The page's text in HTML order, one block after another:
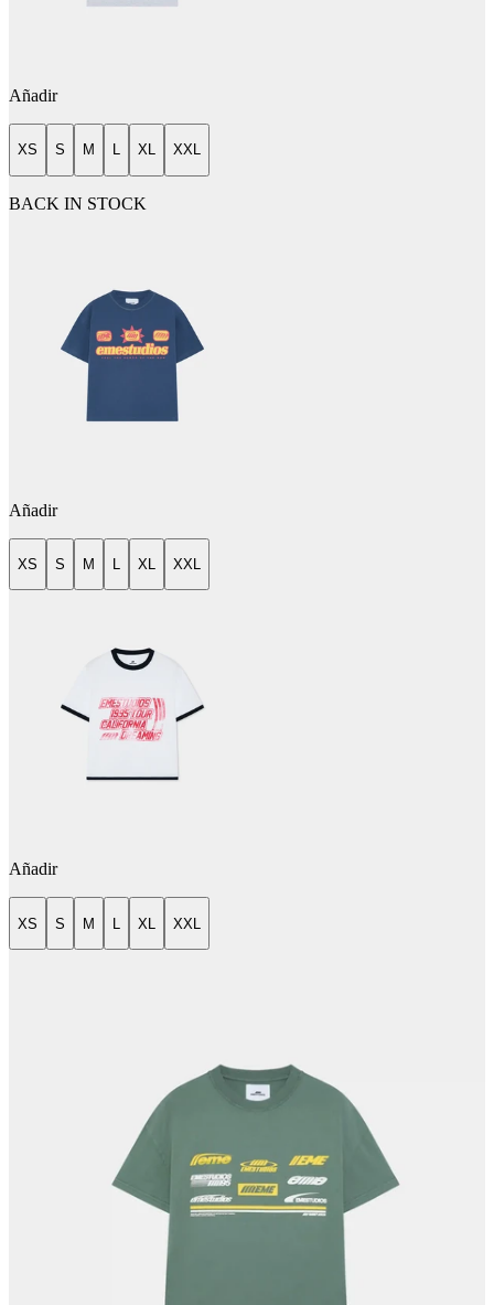
Añadir
XS S M L XL XXL
BACK IN STOCK
Añadir
XS S M L XL XXL
Añadir
XS S M XL XXL